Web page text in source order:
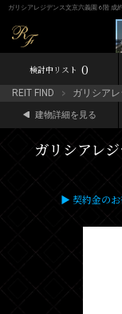
ガリシアレジデンス文京六義園 6階 成
検討中リスト 0
REIT FIND ガリシア
建物詳細を見る
ガリシアレ
▶ 契約金の